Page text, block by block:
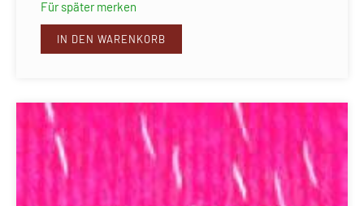
Für später merken
IN DEN WARENKORB